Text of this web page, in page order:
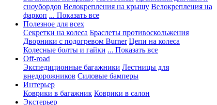
сноубордов Велокрепления на крышу Велокрепления на
фаркоп ... Показать все
Полезное для всех
Секретки на колеса Браслеты противоскольжения
Дворники с подогревом Burner Цепи на колеса
Колесные болты и гайки ... Показать все
Off-road
Экспедиционные багажники Лестницы для
внедорожников Силовые бамперы
Интерьер
Коврики в багажник Коврики в салон
Экстерьер